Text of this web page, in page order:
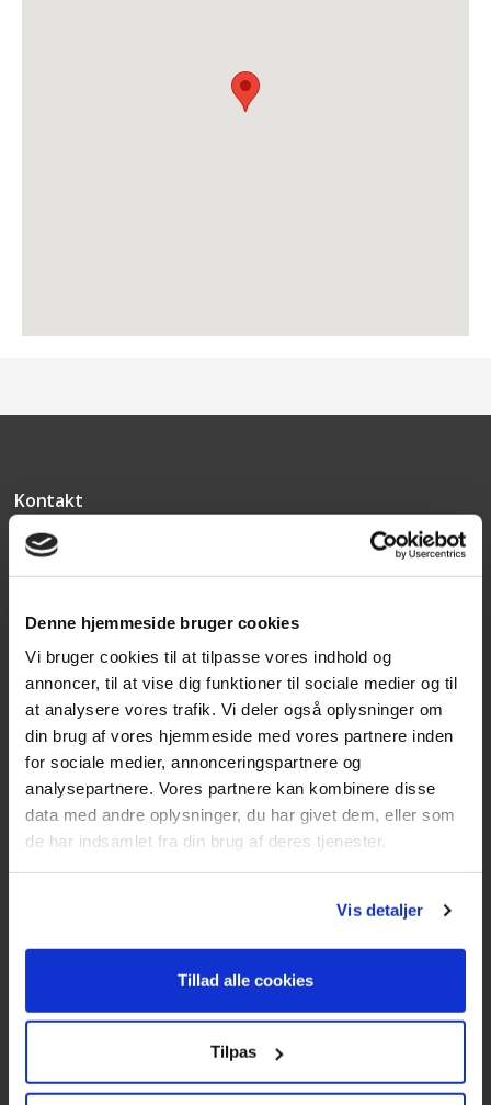
Denne hjemmeside bruger cookies
Vi bruger cookies til at tilpasse vores indhold og
annoncer, til at vise dig funktioner til sociale medier og til
at analysere vores trafik. Vi deler også oplysninger om
din brug af vores hjemmeside med vores partnere inden
for sociale medier, annonceringspartnere og
analysepartnere. Vores partnere kan kombinere disse
data med andre oplysninger, du har givet dem, eller som
de har indsamlet fra din brug af deres tjenester.
Vis detaljer
Tillad alle cookies
Tilpas
Kontakt
Texas A/S
Knullen 22
5260 Odense S
CVR: DK66212319
Kundeservice
Tlf: 63 95 55 55
Mandag - torsdag 09:00 - 15:00
Fredag 09:00 - 14:30
Telefonerne er åben alle hverdage
Mere fra Texas